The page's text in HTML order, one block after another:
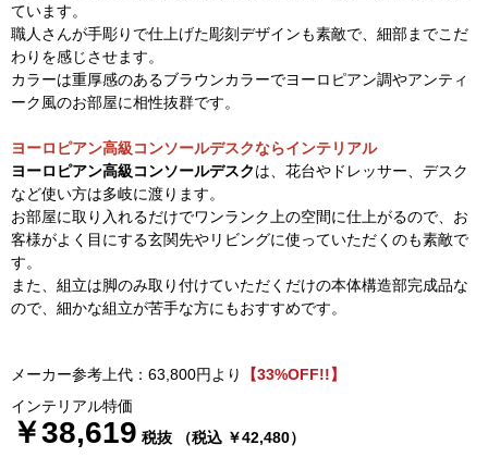
ています。
職人さんが手彫りで仕上げた彫刻デザインも素敵で、細部までこだ
わりを感じさせます。
カラーは重厚感のあるブラウンカラーでヨーロピアン調やアンティ
ーク風のお部屋に相性抜群です。
ヨーロピアン高級コンソールデスクならインテリアル
ヨーロピアン高級コンソールデスクは、花台やドレッサー、デスク
など使い方は多岐に渡ります。
お部屋に取り入れるだけでワンランク上の空間に仕上がるので、お
客様がよく目にする玄関先やリビングに使っていただくのも素敵で
す。
また、組立は脚のみ取り付けていただくだけの本体構造部完成品な
ので、細かな組立が苦手な方にもおすすめです。
メーカー参考上代：63,800円より
【33%OFF!!】
インテリアル特価
￥38,619 税抜 （税込 ￥42,480）